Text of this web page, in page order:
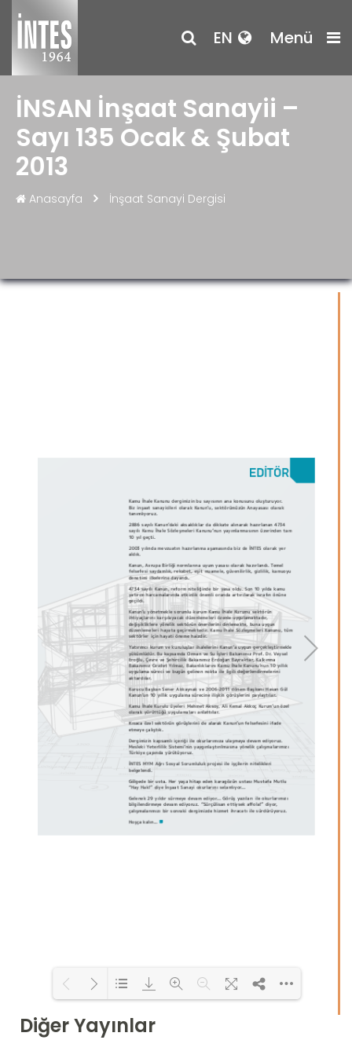
EN Menü
İNSAN İnşaat Sanayii –
Sayı 135 Ocak & Şubat
2013
Anasayfa İnşaat Sanayi Dergisi
Loading PDF 9% ...
Diğer Yayınlar